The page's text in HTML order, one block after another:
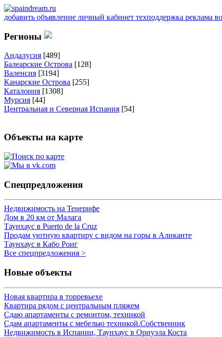
добавить объявление личный кабинет техподдержка реклама
Регионы
Андалусия [489]
Балеарские Острова [128]
Валенсия [3194]
Канарские Острова [255]
Каталония [1308]
Мурсия [44]
Центральная и Северная Испания [54]
Объекты на карте
Спецпредложения
Недвижимость на Тенерифе
Дом в 20 км от Малага
Таунхаус в Puerto de la Cruz
Продам уютную квартиру с видом на горы в Аликанте
Таунхаус в Кабо Роиг
Все спецпредложения >
Новые объекты
Новая квартира в торревьехе
Квартира рядом с центральным пляжем
Сдаю апартаменты с ремонтом, техникой
Сдам апартаменты с мебелью техникой.Собственник
Недвижимость в Испании, Таунхаус в Ориуэла Коста